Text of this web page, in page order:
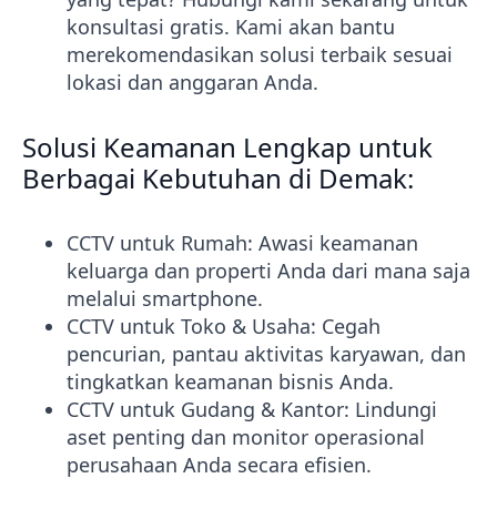
konsultasi gratis. Kami akan bantu
merekomendasikan solusi terbaik sesuai
lokasi dan anggaran Anda.
Solusi Keamanan Lengkap untuk
Berbagai Kebutuhan di Demak:
CCTV untuk Rumah: Awasi keamanan
keluarga dan properti Anda dari mana saja
melalui smartphone.
CCTV untuk Toko & Usaha: Cegah
pencurian, pantau aktivitas karyawan, dan
tingkatkan keamanan bisnis Anda.
CCTV untuk Gudang & Kantor: Lindungi
aset penting dan monitor operasional
perusahaan Anda secara efisien.